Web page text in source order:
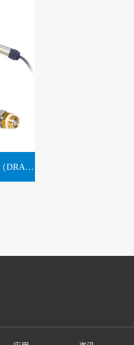
DM自动排水器的加热单元（DRAIN MASTER自动温控加热器）